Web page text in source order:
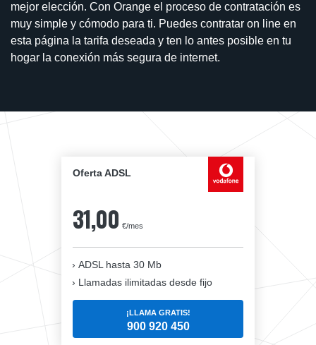
mejor elección. Con Orange el proceso de contratación es
muy simple y cómodo para ti. Puedes contratar on line en
esta página la tarifa deseada y ten lo antes posible en tu
hogar la conexión más segura de internet.
Oferta ADSL
31,00 €/mes
ADSL hasta 30 Mb
Llamadas ilimitadas desde fijo
¡LLAMA GRATIS!
900 920 450